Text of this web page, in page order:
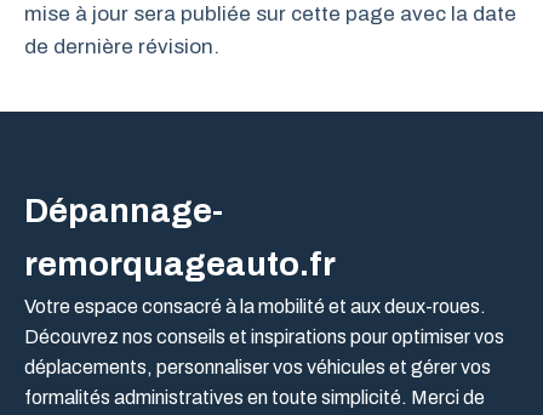
mise à jour sera publiée sur cette page avec la date
de dernière révision.
Dépannage-
remorquageauto.fr
Votre espace consacré à la mobilité et aux deux-roues.
Découvrez nos conseils et inspirations pour optimiser vos
déplacements, personnaliser vos véhicules et gérer vos
formalités administratives en toute simplicité. Merci de